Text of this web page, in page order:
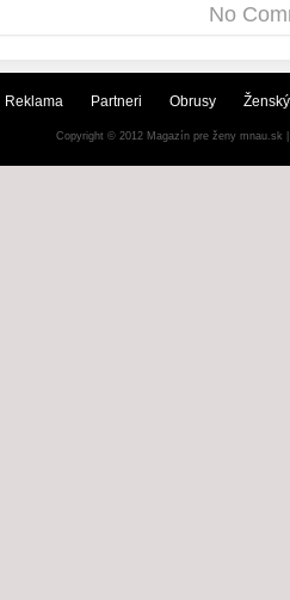
No
Reklama Partneri Obrusy
Copyright © 2012 Magazín pre ženy mnau.sk